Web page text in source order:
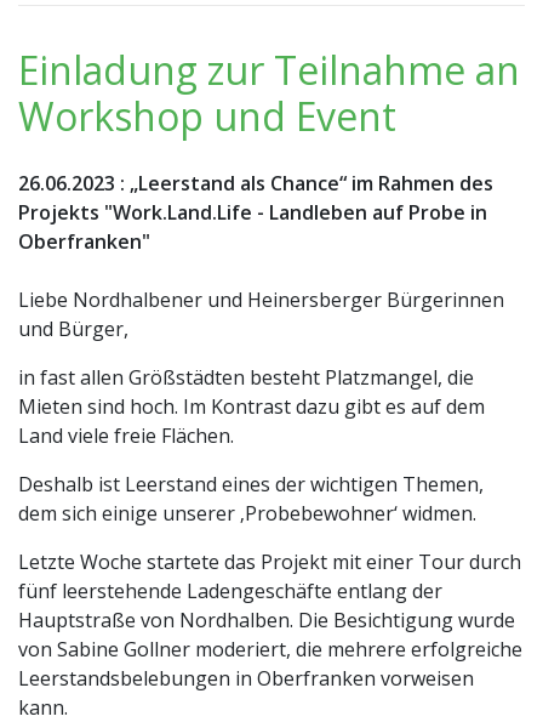
Einladung zur Teilnahme an
Workshop und Event
26.06.2023 : „Leerstand als Chance“ im Rahmen des
Projekts "Work.Land.Life - Landleben auf Probe in
Oberfranken"
Liebe Nordhalbener und Heinersberger Bürgerinnen
und Bürger,
in fast allen Größstädten besteht Platzmangel, die
Mieten sind hoch. Im Kontrast dazu gibt es auf dem
Land viele freie Flächen.
Deshalb ist Leerstand eines der wichtigen Themen,
dem sich einige unserer ‚Probebewohner‘ widmen.
Letzte Woche startete das Projekt mit einer Tour durch
fünf leerstehende Ladengeschäfte entlang der
Hauptstraße von Nordhalben. Die Besichtigung wurde
von Sabine Gollner moderiert, die mehrere erfolgreiche
Leerstandsbelebungen in Oberfranken vorweisen
kann.